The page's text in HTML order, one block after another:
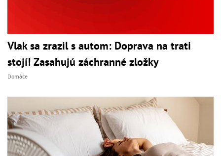
Vlak sa zrazil s autom: Doprava na trati
stojí! Zasahujú záchranné zložky
Domáce